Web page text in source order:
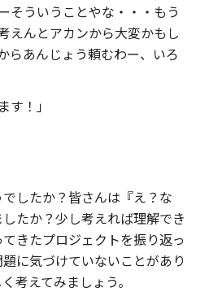
そういうことやな・・・もう
えんとアカンから大変かもし
らあんじょう頼むわー、いろ
す！」
したか？皆さんは『え？な
たか？少し考えれば理解でき
きたプロジェクトを振り返っ
に気づけていないことがあり
考えてみましょう。